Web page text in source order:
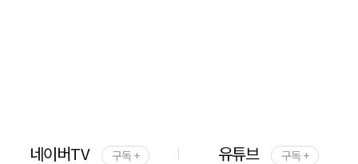
네이버TV 구독 + 유튜브 구독 +